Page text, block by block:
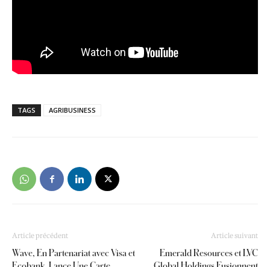
TAGS AGRIBUSINESS
Article précédent
Wave, En Partenariat avec Visa et
Article suivant
Emerald Resources et LVC